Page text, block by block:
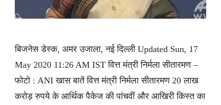
बिजनेस डेस्क, अमर उजाला, नई दिल्ली Updated Sun, 17
May 2020 11:26 AM IST वित्त मंत्री निर्मला सीतारमण –
फोटो : ANI खास बातें वित्त मंत्री निर्मला सीतारमण 20 लाख
करोड़ रुपये के आर्थिक पैकेज की पांचवीं और आखिरी किस्त का